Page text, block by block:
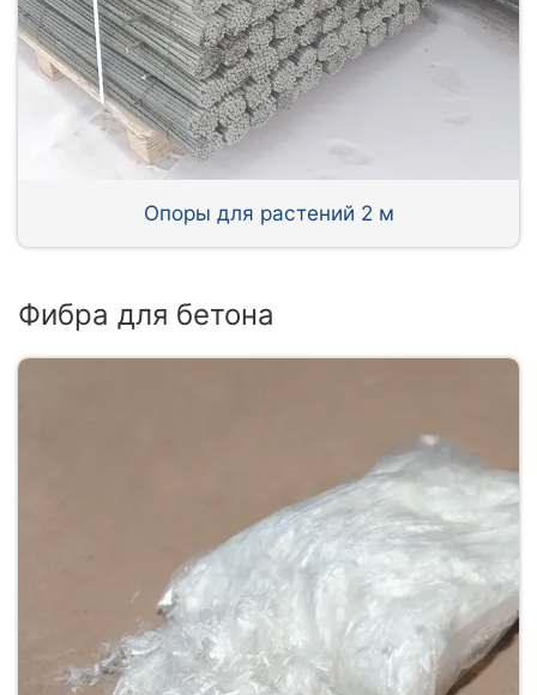
Опоры для растений 2 м
Фибра для бетона